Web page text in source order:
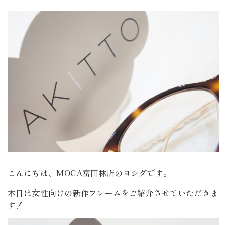
こんにちは、MOCA富田林店のヨシダです。
本日は女性向けの新作フレームをご紹介させていただきま
す！